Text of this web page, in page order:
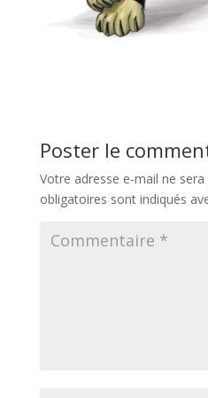
Poster le
Votre adresse e-mail ne sera
obligatoires sont indiqués